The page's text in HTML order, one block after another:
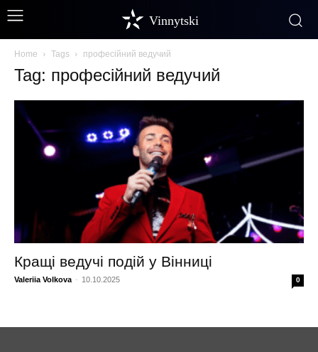
Vinnytski
Home Tags професійний ведучий
Tag: професійний ведучий
Кращі ведучі подій у Вінниці
Valeriia Volkova - 10.10.2025 0